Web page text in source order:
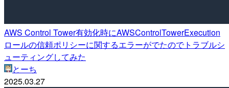
AWS Control Tower有効化時にAWSControlTowerExecution
ロールの信頼ポリシーに関するエラーがでたのでトラブルシ
ューティングしてみた
とーち
2025.03.27